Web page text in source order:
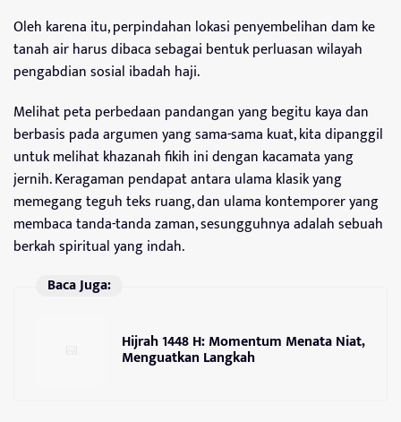
Oleh karena itu, perpindahan lokasi penyembelihan dam ke
tanah air harus dibaca sebagai bentuk perluasan wilayah
pengabdian sosial ibadah haji.
Melihat peta perbedaan pandangan yang begitu kaya dan
berbasis pada argumen yang sama-sama kuat, kita dipanggil
untuk melihat khazanah fikih ini dengan kacamata yang
jernih. Keragaman pendapat antara ulama klasik yang
memegang teguh teks ruang, dan ulama kontemporer yang
membaca tanda-tanda zaman, sesungguhnya adalah sebuah
berkah spiritual yang indah.
Baca Juga:
Hijrah 1448 H: Momentum Menata Niat,
Menguatkan Langkah